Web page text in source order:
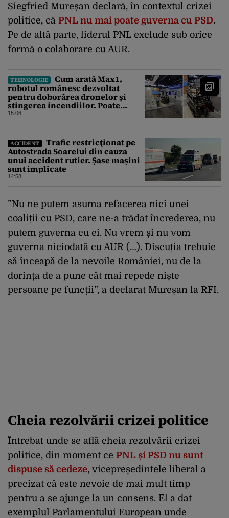
Siegfried Mureșan declară, în contextul crizei
politice, că PNL nu mai poate guverna cu PSD.
Pe de altă parte, liderul PNL exclude sub orice
formă o colaborare cu AUR.
TEHNOLOGIE
Cum arată Max1,
robotul românesc dezvoltat
pentru doborârea dronelor și
stingerea incendiilor. Poate
transporta încărcături de până la
15:06
ACCIDENT
Trafic restricţionat pe
Autostrada Soarelui din cauza
unui accident rutier. Șase mașini
sunt implicate
14:58
”Nu ne putem asuma refacerea nici unei
coaliții cu PSD, care ne-a trădat încrederea, nu
putem guverna cu ei. Nu vrem și nu vom
guverna niciodată cu AUR (…). Discuția trebuie
să înceapă de la nevoile României, nu de la
dorința de a pune cât mai repede niște
persoane pe funcții”, a declarat Mureșan la RFI.
Cheia rezolvării crizei politice
Întrebat unde se află cheia rezolvării crizei
politice, din moment ce PNL și PSD nu sunt
dispuse să cedeze, vicepreședintele liberal a
precizat că este nevoie de mai mult timp
pentru a se ajunge la un consens. El a dat
exemplul Parlamentului European unde